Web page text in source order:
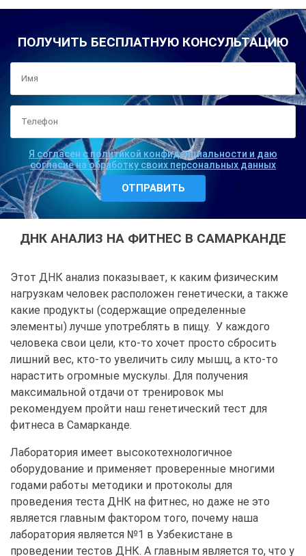
ПОЛУЧИТЬ БЕСПЛАТНУЮ КОНСУЛЬТАЦИЮ
Я согласен с политикой конфиденциальности и даю
согласие на обработку своих персональных данных
ДНК АНАЛИЗ НА ФИТНЕС В САМАРКАНДЕ
Этот ДНК анализ показывает, к каким физическим
нагрузкам человек расположен генетически, а также
какие продукты (содержащие определенные
элементы) лучше употреблять в пищу. У каждого
человека свои цели, кто-то хочет просто сбросить
лишний вес, кто-то увеличить силу мышц, а кто-то
нарастить огромные мускулы. Для получения
максимальной отдачи от тренировок мы
рекомендуем пройти наш генетический тест для
фитнеса в Самарканде.
Лаборатория имеет высокотехнологичное
оборудование и применяет проверенные многими
годами работы методики и протоколы для
проведения теста ДНК на фитнес, но даже не это
является главным фактором того, почему наша
лаборатория является №1 в Узбекистане в
проведении тестов ДНК. А главным является то, что у